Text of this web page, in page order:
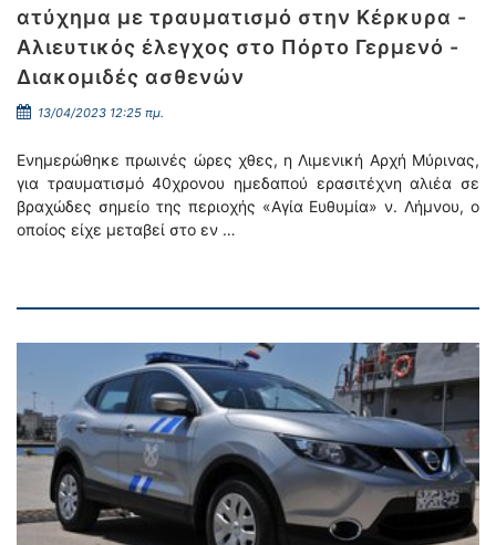
ατύχημα με τραυματισμό στην Κέρκυρα -
Αλιευτικός έλεγχος στο Πόρτο Γερμενό -
Διακομιδές ασθενών
13/04/2023 12:25 πμ.
Ενημερώθηκε πρωινές ώρες χθες, η Λιμενική Αρχή Μύρινας,
για τραυματισμό 40χρονου ημεδαπού ερασιτέχνη αλιέα σε
βραχώδες σημείο της περιοχής «Αγία Ευθυμία» ν. Λήμνου, ο
οποίος είχε μεταβεί στο εν …